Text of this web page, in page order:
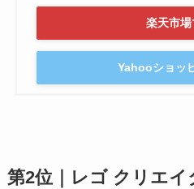
楽天市
Yahooショッ
第2位｜レゴ クリエイ